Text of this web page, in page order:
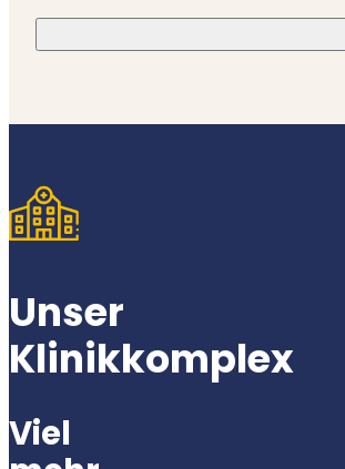
Unser
Klinikkomplex
Viel